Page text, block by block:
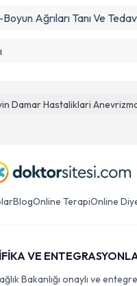
Damar Hastaliklari
Ağrıları Tanı Ve
BlogOnline TerapiOnline
VE
Bakanlığı onaylı ve